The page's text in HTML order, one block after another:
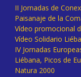
II Jornadas de
Paisanaje de la
Vídeo promocional
Vídeo Solidario
IV Jornadas
Liébana, Picos de
Natura 2000